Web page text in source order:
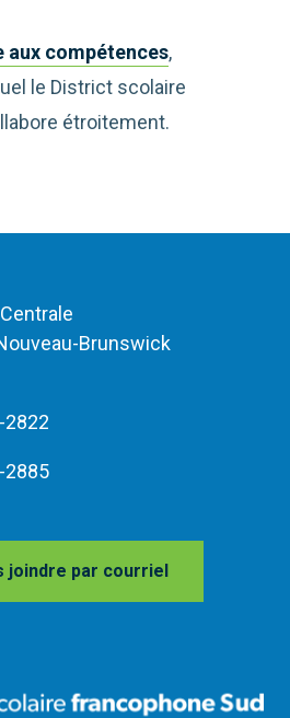
aux compétences,
le District scolaire
étroitement.
Brunswick
2822
2885
joindre par courriel